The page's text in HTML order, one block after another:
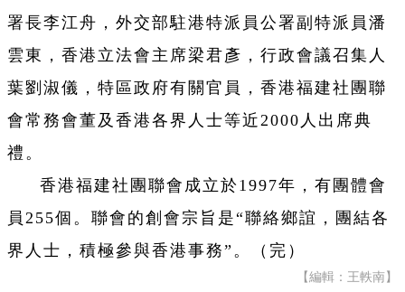
署長李江舟，外交部駐港特派員公署副特派員潘
雲東，香港立法會主席梁君彥，行政會議召集人
葉劉淑儀，特區政府有關官員，香港福建社團聯
會常務會董及香港各界人士等近2000人出席典
禮。
香港福建社團聯會成立於1997年，有團體會
員255個。聯會的創會宗旨是“聯絡鄉誼，團結各
界人士，積極參與香港事務”。（完）
【編輯：王軼南】